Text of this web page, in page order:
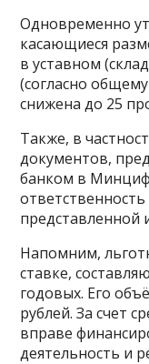
Одновременно
касающиеся
в уставном
(согласно
снижена до 25
Также, в
документов,
банком в
Напомним,
ставке,
годовых. Его
рублей. За счет
вправе
деятельность и